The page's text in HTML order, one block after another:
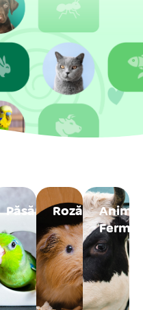
Păsări Rozătoare
Fermă